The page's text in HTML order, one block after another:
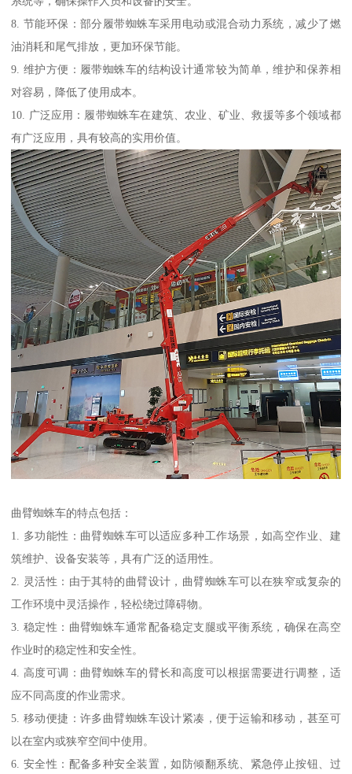
8. 节能环保：部分履带蜘蛛车采用电动或混合动力系统，减少了燃
油消耗和尾气排放，更加环保节能。
9. 维护方便：履带蜘蛛车的结构设计通常较为简单，维护和保养相
对容易，降低了使用成本。
10. 广泛应用：履带蜘蛛车在建筑、农业、矿业、救援等多个领域都
有广泛应用，具有较高的实用价值。
曲臂蜘蛛车的特点包括：
1. 多功能性：曲臂蜘蛛车可以适应多种工作场景，如高空作业、建
筑维护、设备安装等，具有广泛的适用性。
2. 灵活性：由于其特的曲臂设计，曲臂蜘蛛车可以在狭窄或复杂的
工作环境中灵活操作，轻松绕过障碍物。
3. 稳定性：曲臂蜘蛛车通常配备稳定支腿或平衡系统，确保在高空
作业时的稳定性和安全性。
4. 高度可调：曲臂蜘蛛车的臂长和高度可以根据需要进行调整，适
应不同高度的作业需求。
5. 移动便捷：许多曲臂蜘蛛车设计紧凑，便于运输和移动，甚至可
以在室内或狭窄空间中使用。
6. 安全性：配备多种安全装置，如防倾翻系统、紧急停止按钮、过